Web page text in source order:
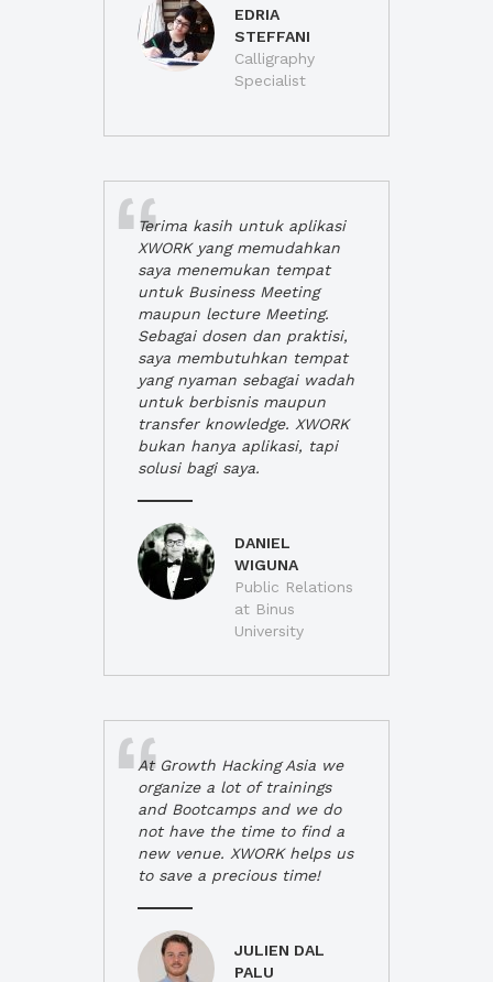
EDRIA
STEFFANI
Calligraphy
Specialist
Terima kasih untuk aplikasi
XWORK yang memudahkan
saya menemukan tempat
untuk Business Meeting
maupun lecture Meeting.
Sebagai dosen dan praktisi,
saya membutuhkan tempat
yang nyaman sebagai wadah
untuk berbisnis maupun
transfer knowledge. XWORK
bukan hanya aplikasi, tapi
solusi bagi saya.
DANIEL
WIGUNA
Public Relations
at Binus
University
At Growth Hacking Asia we
organize a lot of trainings
and Bootcamps and we do
not have the time to find a
new venue. XWORK helps us
to save a precious time!
JULIEN DAL
PALU